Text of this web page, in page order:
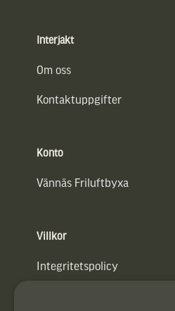
Interjakt
Om oss
Kontaktuppgifter
Konto
Vännäs Friluftbyxa
Villkor
Integritetspolicy